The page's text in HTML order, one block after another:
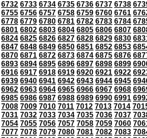
6732 6733 6734 6735 6736 6737 6738
6755 6756 6757 6758 6759 6760 6761
6778 6779 6780 6781 6782 6783 6784
6801 6802 6803 6804 6805 6806 6807
6824 6825 6826 6827 6828 6829 6830
6847 6848 6849 6850 6851 6852 6853
6870 6871 6872 6873 6874 6875 6876
6893 6894 6895 6896 6897 6898 6899
6916 6917 6918 6919 6920 6921 6922
6939 6940 6941 6942 6943 6944 6945
6962 6963 6964 6965 6966 6967 6968
6985 6986 6987 6988 6989 6990 6991
7008 7009 7010 7011 7012 7013 7014
7031 7032 7033 7034 7035 7036 7037
7054 7055 7056 7057 7058 7059 7060
7077 7078 7079 7080 7081 7082 7083